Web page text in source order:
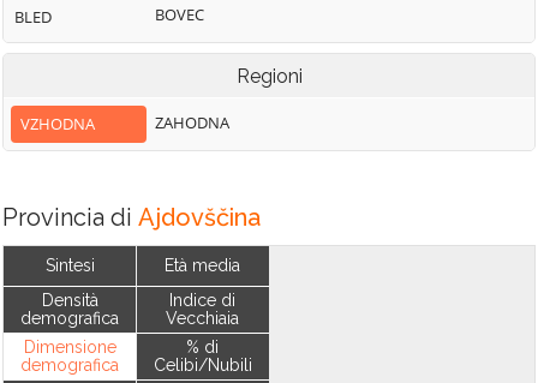
BLED
BOVEC
Regioni
VZHODNA ZAHODNA
Provincia di Ajdovščina
Sintesi
Densità
demografica
Dimensione
demografica
Età media
Indice di
Vecchiaia
% di
Celibi/Nubili